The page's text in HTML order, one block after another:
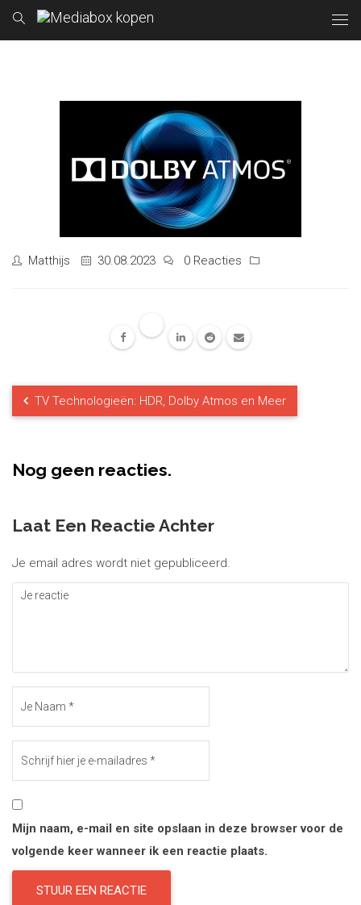
Matthijs 30.08.2023 0 Reacties
TV Technologieën: HDR, Dolby Atmos en Meer
Nog geen reacties.
Laat Een Reactie Achter
Je email adres wordt niet gepubliceerd.
Mijn naam, e-mail en site opslaan in deze browser voor de
volgende keer wanneer ik een reactie plaats.